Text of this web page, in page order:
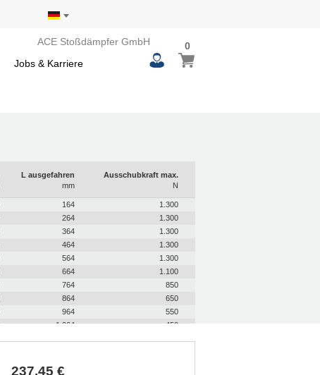
ACE Stoßdämpfer GmbH
Jobs & Karriere
Mein Warenkorb
00
items
L ausgefahren
mm
Ausschubkraft max.
N
164
1.300
264
1.300
364
1.300
464
1.300
564
1.300
664
1.100
764
850
864
650
964
550
1.064
450
1.364
237,45 €